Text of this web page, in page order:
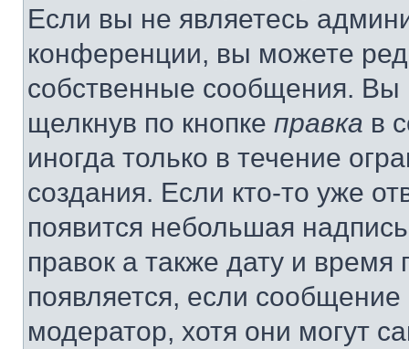
Если вы не являетесь
конференции, вы можете
собственные сообщения. Вы
щелкнув по кнопке правка в
иногда только в течение
создания. Если кто-то уже
появится небольшая
правок а также дату и
появляется, если
модератор, хотя они могут